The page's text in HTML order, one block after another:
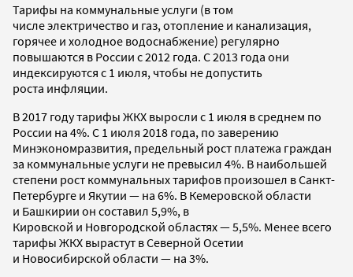
Тарифы на коммунальные услуги (в том
числе электричество и газ, отопление и канализация,
горячее и холодное водоснабжение) регулярно
повышаются в России с 2012 года. С 2013 года они
индексируются с 1 июля, чтобы не допустить
роста инфляции.
В 2017 году тарифы ЖКХ выросли с 1 июля в среднем по
России на 4%. С 1 июля 2018 года, по заверению
Минэкономразвития, предельный рост платежа граждан
за коммунальные услуги не превысил 4%. В наибольшей
степени рост коммунальных тарифов произошел в Санкт-
Петербурге и Якутии — на 6%. В Кемеровской области
и Башкирии он составил 5,9%, в
Кировской и Новгородской областях — 5,5%. Менее всего
тарифы ЖКХ вырастут в Северной Осетии
и Новосибирской области — на 3%.